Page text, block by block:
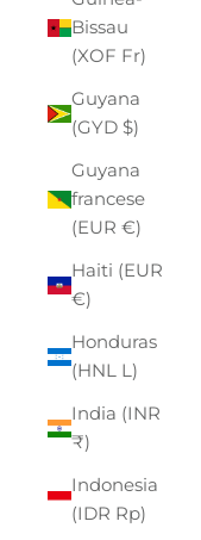
Bissau
(XOF Fr)
Guyana
(GYD $)
Guyana
francese
(EUR €)
Haiti (EUR
€)
Honduras
(HNL L)
India (INR
₹)
Indonesia
(IDR Rp)